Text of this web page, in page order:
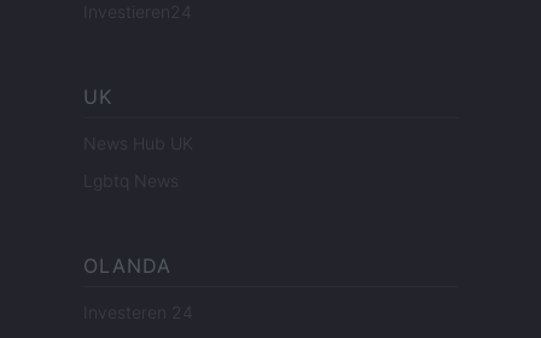
Investieren24
UK
News Hub UK
Lgbtq News
OLANDA
Investeren 24